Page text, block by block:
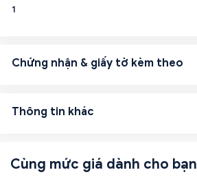
1
Chứng nhận & giấy tờ kèm theo
Thông tin khác
Cùng mức giá dành cho bạn